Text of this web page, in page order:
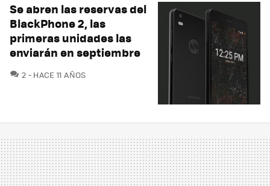
Se abren las reservas del
BlackPhone 2, las
primeras unidades las
enviarán en septiembre
2 COMENTARIOS
HACE 11 AÑOS